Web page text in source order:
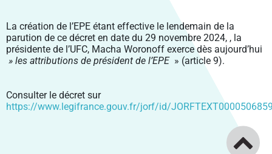
La création de l’EPE étant effective le lendemain de la
parution de ce décret en date du 29 novembre 2024, , la
présidente de l’UFC, Macha Woronoff exerce dès aujourd’hui
» les attributions de président de l’EPE» (article 9).
Consulter le décret sur
https://www.legifrance.gouv.fr/jorf/id/